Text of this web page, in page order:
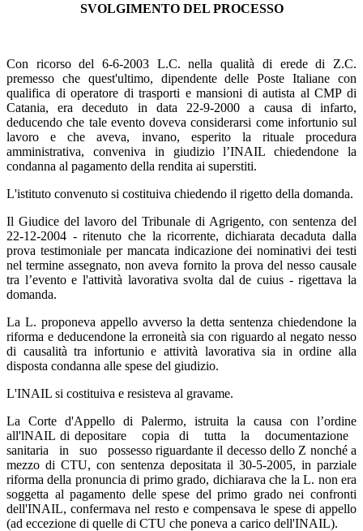
SVOLGIMENTO DEL PROCESSO
Con ricorso del 6-6-2003 L.C. nella qualità di erede di Z.C.
premesso che quest'ultimo, dipendente delle Poste Italiane con
qualifica di operatore di trasporti e mansioni di autista al CMP di
Catania, era deceduto in data 22-9-2000 a causa di infarto,
deducendo che tale evento doveva considerarsi come infortunio sul
lavoro e che aveva, invano, esperito la rituale procedura
amministrativa, conveniva in giudizio l’INAIL chiedendone la
condanna al pagamento della rendita ai superstiti.
L'istituto convenuto si costituiva chiedendo il rigetto della domanda.
Il Giudice del lavoro del Tribunale di Agrigento, con sentenza del
22-12-2004 - ritenuto che la ricorrente, dichiarata decaduta dalla
prova testimoniale per mancata indicazione dei nominativi dei testi
nel termine assegnato, non aveva fornito la prova del nesso causale
tra l’evento e l'attività lavorativa svolta dal de cuius - rigettava la
domanda.
La L. proponeva appello avverso la detta sentenza chiedendone la
riforma e deducendone la erroneità sia con riguardo al negato nesso
di causalità tra infortunio e attività lavorativa sia in ordine alla
disposta condanna alle spese del giudizio.
L'INAIL si costituiva e resisteva al gravame.
La Corte d'Appello di Palermo, istruita la causa con l’ordine
all'lNAIL di depositare copia di tutta la documentazione
sanitaria in suo possesso riguardante il decesso dello Z nonché a
mezzo di CTU, con sentenza depositata il 30-5-2005, in parziale
riforma della pronuncia di primo grado, dichiarava che la L. non era
soggetta al pagamento delle spese del primo grado nei confronti
dell'INAIL, confermava nel resto e compensava le spese di appello
(ad eccezione di quelle di CTU che poneva a carico dell'INAIL).